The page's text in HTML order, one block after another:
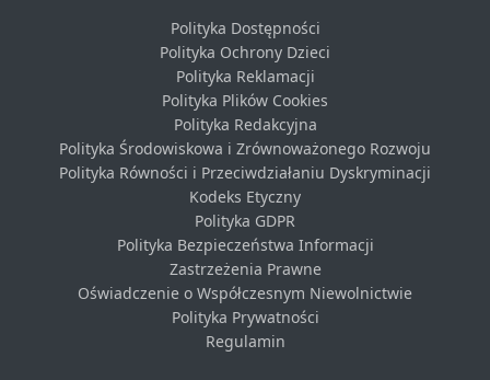
Polityka Dostępności
Polityka Ochrony Dzieci
Polityka Reklamacji
Polityka Plików Cookies
Polityka Redakcyjna
Polityka Środowiskowa i Zrównoważonego Rozwoju
Polityka Równości i Przeciwdziałaniu Dyskryminacji
Kodeks Etyczny
Polityka GDPR
Polityka Bezpieczeństwa Informacji
Zastrzeżenia Prawne
Oświadczenie o Współczesnym Niewolnictwie
Polityka Prywatności
Regulamin